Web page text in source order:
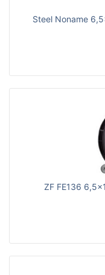
Steel Noname
ZF FE136